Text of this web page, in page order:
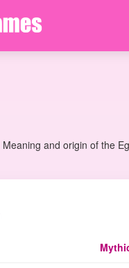
Meaning and origin of the